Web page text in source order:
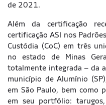
de 2021.
Além da certificação
certificação ASI nos
Custódia (CoC) em três
no estado de Minas
totalmente integrada – da
município de Alumínio
em São Paulo, bem como
em seu portfólio: